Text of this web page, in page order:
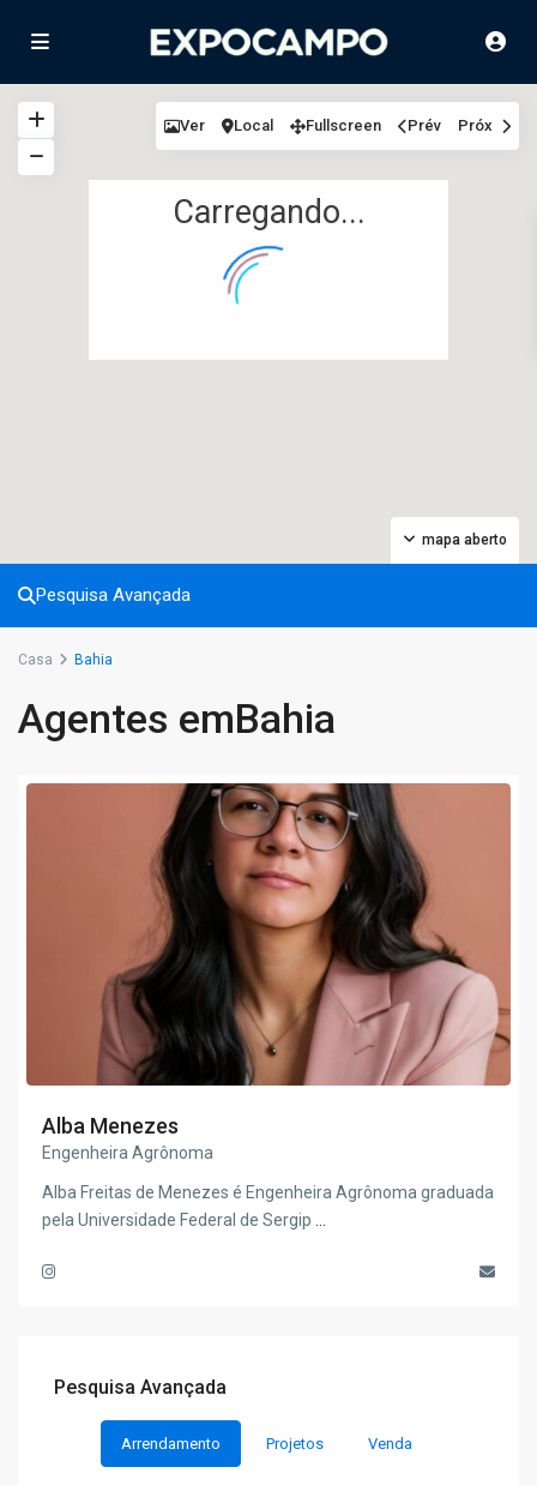
Carregando...
mapa aberto
Ver Local Fullscreen Prév Próx
Pesquisa Avançada
Casa Bahia
Agentes emBahia
Alba Menezes
Engenheira Agrônoma
Alba Freitas de Menezes é Engenheira Agrônoma graduada
pela Universidade Federal de Sergip ...
Pesquisa Avançada
Arrendamento Projetos Venda